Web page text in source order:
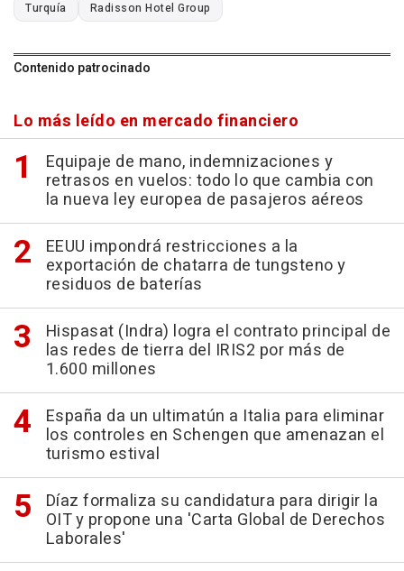
Turquía Radisson Hotel Group
Contenido patrocinado
Lo más leído en mercado financiero
Equipaje de mano, indemnizaciones y
retrasos en vuelos: todo lo que cambia con
la nueva ley europea de pasajeros aéreos
EEUU impondrá restricciones a la
exportación de chatarra de tungsteno y
residuos de baterías
Hispasat (Indra) logra el contrato principal de
las redes de tierra del IRIS2 por más de
1.600 millones
España da un ultimatún a Italia para eliminar
los controles en Schengen que amenazan el
turismo estival
Díaz formaliza su candidatura para dirigir la
OIT y propone una 'Carta Global de Derechos
Laborales'